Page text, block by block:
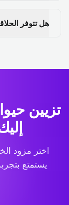
هل تتوفر
تزيين
اختر مزود
يستمتع